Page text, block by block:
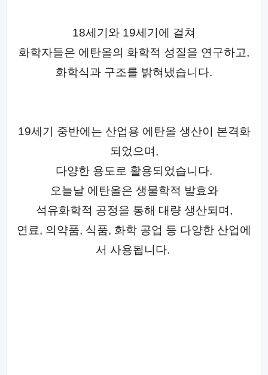
18세기와 19세기에 걸쳐
화학자들은 에탄올의 화학적 성질을 연구하고,
화학식과 구조를 밝혀냈습니다.
19세기 중반에는 산업용 에탄올 생산이 본격화
되었으며,
다양한 용도로 활용되었습니다.
오늘날 에탄올은 생물학적 발효와
석유화학적 공정을 통해 대량 생산되며,
연료, 의약품, 식품, 화학 공업 등 다양한 산업에
서 사용됩니다.